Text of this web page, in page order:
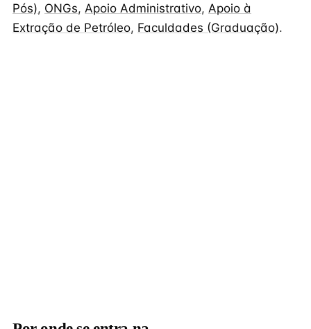
Pós), ONGs, Apoio Administrativo, Apoio à
Extração de Petróleo, Faculdades (Graduação).